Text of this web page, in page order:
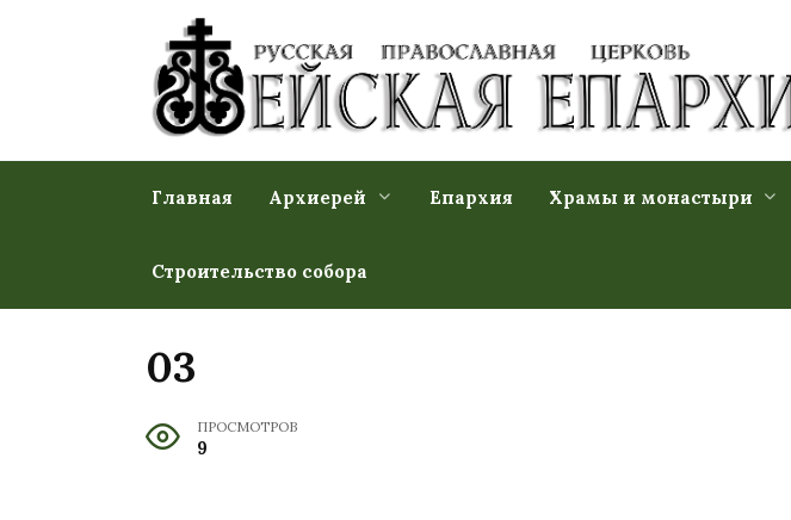
Главная Архиерей Епархия Храмы и монастыри
Строительство собора
03
ПРОСМОТРОВ
9